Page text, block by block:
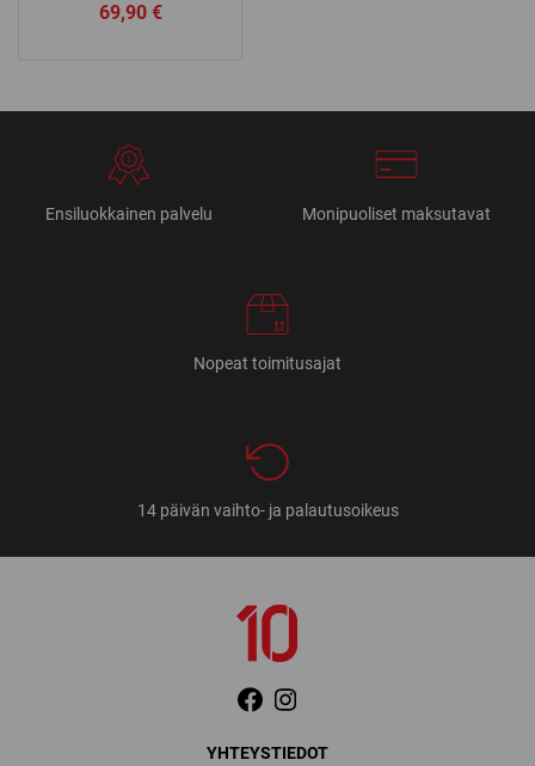
69,90 €
Ensiluokkainen palvelu Monipuoliset maksutavat
Nopeat toimitusajat
14 päivän vaihto- ja palautusoikeus
YHTEYSTIEDOT